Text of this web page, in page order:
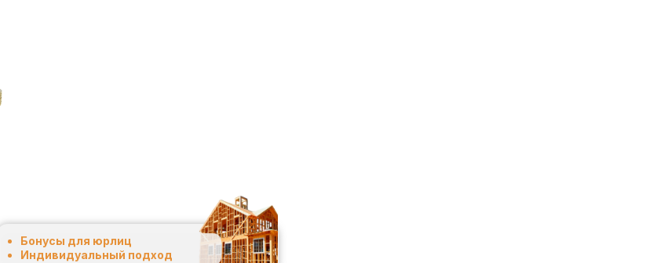
Бонусы для юрлиц
Индивидуальный подход